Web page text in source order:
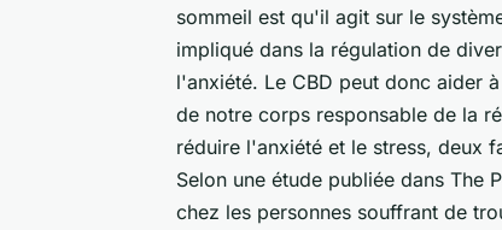
sommeil est qu'il agit sur le
impliqué dans la régulation de
l'anxiété. Le CBD peut donc aider
de notre corps responsable de la
réduire l'anxiété et le stress, deux
Selon une étude publiée dans The
chez les personnes souffrant de